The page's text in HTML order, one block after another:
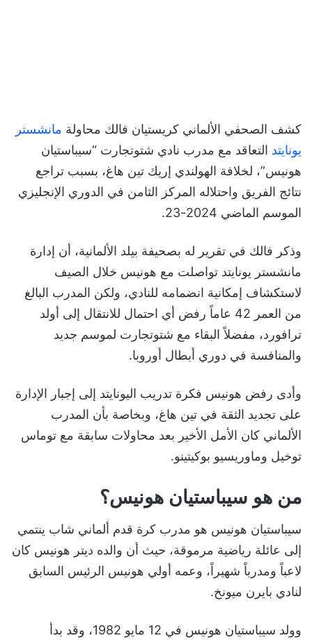
كشف الصحفي الألماني كريستيان فالك محاولة مانشستر
يونايتد التعاقد مع مدرب نادي شتوتجارت “سيباستيان
هونيس”، لخلافة الهولندي إريك تين هاغ، بسبب تراجع
نتائج الفريق واحتلاله المركز الثامن في الدوري الإنجليزي
الموسم الماضي 2024-23.
وذكر فالك في تقرير له بصحيفة بيلد الألمانية، أن إدارة
مانشستر يونايتد تواصلت مع هونيس خلال الصيف
لاستكشاف إمكانية انضمامه للنادي، ولكن المدرب البالغ
من العمر 42 عاماً رفض أي احتمال للانتقال إلى أولد
ترافورد، مفضلاً البقاء مع شتوتجارت لموسم جديد
والمنافسة في دوري أبطال أوروبا.
وأدى رفض هونيس فكرة تدريب اليونايتد إلى إجبار الإدارة
على تجديد الثقة في تين هاغ، وبخاصة بأن المدرب
الألماني كان الأمل الأخير بعد محاولات سابقة مع توماس
توخيل وماوريسيو بوكيتينو.
من هو سيباستيان هونيس؟
سيباستيان هونيس هو مدرب كرة قدم ألماني شاب ينتمي
إلى عائلة رياضية مرموقة، حيث أن والده ديتر هونيس كان
لاعباً ومدرباً شهيراً، وعمه أولي هونيس الرئيس السابق
لنادي بايرن ميونخ.
وولد سيباستيان هونيس في 12 مايو 1982، وقد بدأ